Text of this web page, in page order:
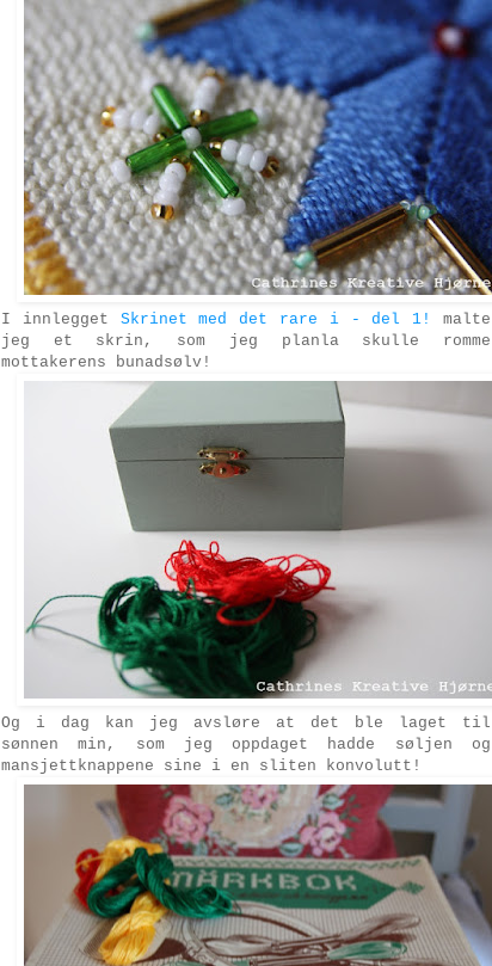
I innlegget Skrinet med det rare i -del 1 !
malte
jeg et skrin, som jeg planla skulle romme
mottakerens bunadsølv!
Og i dag kan jeg avsløre at det ble laget til
sønnen min, som jeg oppdaget hadde søljen og
mansjettknappene sine i en sliten konvolutt!